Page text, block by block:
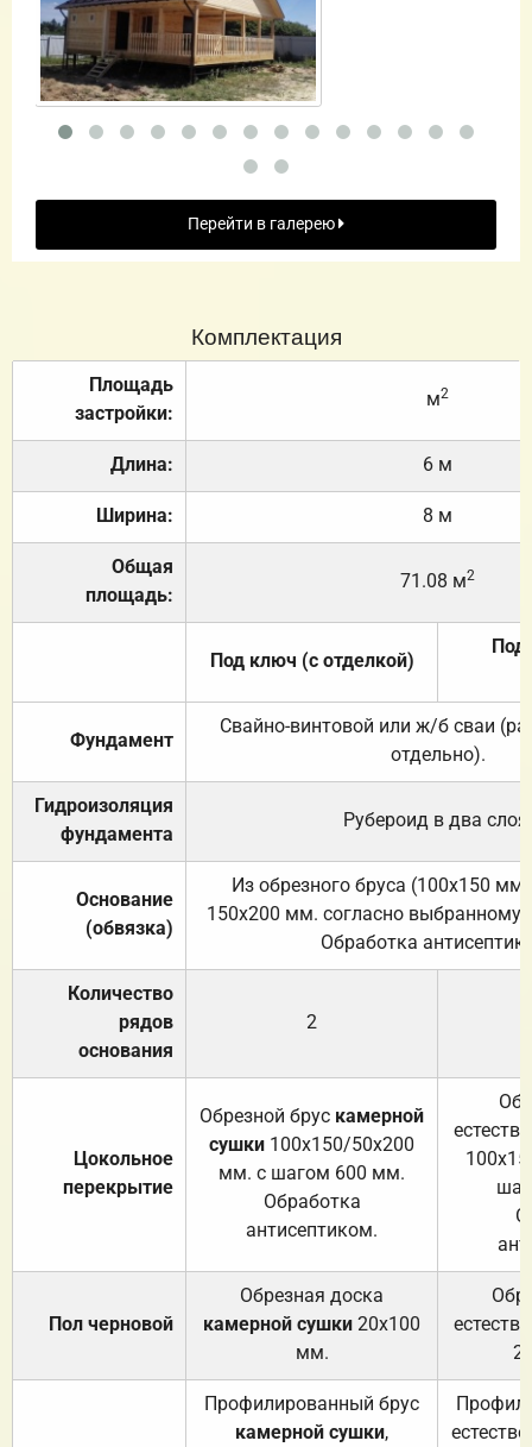
Перейти в галерею
Комплектация
Площадь
застройки:
м2
Длина: 6 м
Ширина: 8 м
Общая
площадь:
71.08 м2
Под ключ (с отделкой)
Под
Фундамент
Свайно-винтовой или ж/б сваи
отдельно).
Гидроизоляция
фундамента
Рубероид в два слоя.
Основание
(обвязка)
Из обрезного бруса (100х150
150х200 мм. согласно выбранному
Обработка
Количество
рядов
основания
2
Цокольное
перекрытие
Обрезной брус камерной
сушки 100х150/50х200
мм. с шагом 600 мм.
Обработка
антисептиком.
Пол черновой
Обрезная доска
камерной сушки 20х100
мм.
Профилированный брус
камерной сушки,